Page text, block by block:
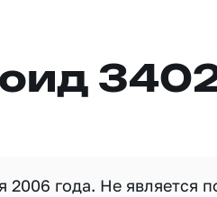
2006 года. Не является